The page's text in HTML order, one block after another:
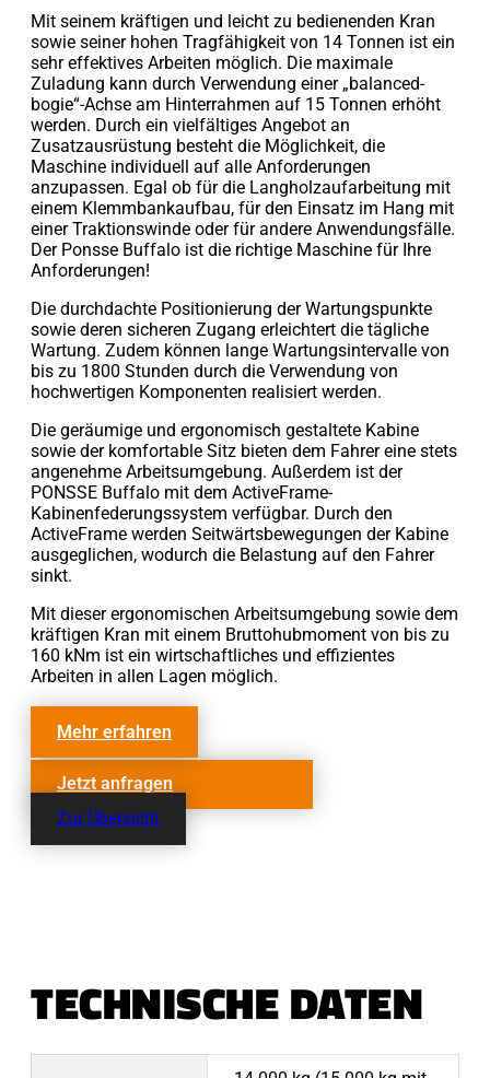
Mit seinem kräftigen und leicht zu bedienenden Kran
sowie seiner hohen Tragfähigkeit von 14 Tonnen ist ein
sehr effektives Arbeiten möglich. Die maximale
Zuladung kann durch Verwendung einer „balanced-
bogie“-Achse am Hinterrahmen auf 15 Tonnen erhöht
werden. Durch ein vielfältiges Angebot an
Zusatzausrüstung besteht die Möglichkeit, die
Maschine individuell auf alle Anforderungen
anzupassen. Egal ob für die Langholzaufarbeitung mit
einem Klemmbankaufbau, für den Einsatz im Hang mit
einer Traktionswinde oder für andere Anwendungsfälle.
Der Ponsse Buffalo ist die richtige Maschine für Ihre
Anforderungen!
Die durchdachte Positionierung der Wartungspunkte
sowie deren sicheren Zugang erleichtert die tägliche
Wartung. Zudem können lange Wartungsintervalle von
bis zu 1800 Stunden durch die Verwendung von
hochwertigen Komponenten realisiert werden.
Die geräumige und ergonomisch gestaltete Kabine
sowie der komfortable Sitz bieten dem Fahrer eine stets
angenehme Arbeitsumgebung. Außerdem ist der
PONSSE Buffalo mit dem ActiveFrame-
Kabinenfederungssystem verfügbar. Durch den
ActiveFrame werden Seitwärtsbewegungen der Kabine
ausgeglichen, wodurch die Belastung auf den Fahrer
sinkt.
Mit dieser ergonomischen Arbeitsumgebung sowie dem
kräftigen Kran mit einem Bruttohubmoment von bis zu
160 kNm ist ein wirtschaftliches und effizientes
Arbeiten in allen Lagen möglich.
Mehr erfahren
Jetzt anfragen
Zur Übersicht
TECHNISCHE DATEN